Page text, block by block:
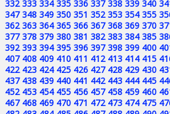
332 333 334 335 336 337 338 339 340
347 348 349 350 351 352 353 354 355
362 363 364 365 366 367 368 369 370
377 378 379 380 381 382 383 384 385
392 393 394 395 396 397 398 399 400
407 408 409 410 411 412 413 414 415
422 423 424 425 426 427 428 429 430
437 438 439 440 441 442 443 444 445
452 453 454 455 456 457 458 459 460
467 468 469 470 471 472 473 474 475